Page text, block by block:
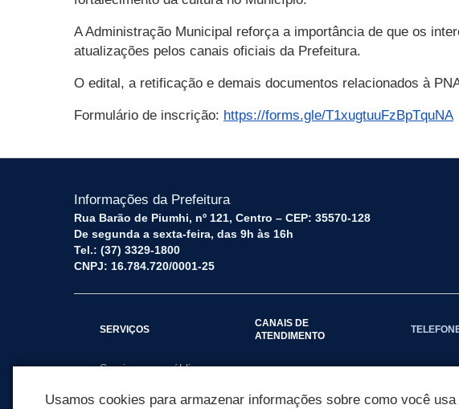
A Administração Municipal reforça a importância de que os
atualizações pelos canais oficiais da Prefeitura.
O edital, a retificação e demais documentos relacionados à
Formulário de inscrição: https://forms.gle/T1xugtuuFzBpTquNA
Informações da Prefeitura
Rua Barão de Piumhi, nº 121, Centro – CEP: 35570-128
De segunda a sexta-feira, das 9h às 16h
Tel.: (37) 3329-1800
CNPJ: 16.784.720/0001-25
SERVIÇOS
Serviços por público
CANAIS DE
ATENDIMENTO
Usamos cookies para armazenar informações sobre como você